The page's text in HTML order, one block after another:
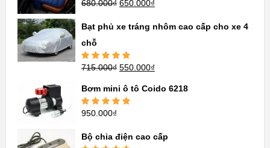
Được xếp
680.000₫ 650.000₫
Bạt phủ xe tráng nhôm cao cấp cho xe 4
chỗ
Được xếp
sao
715.000₫ 550.000₫
Bơm mini ô tô Coido 6218
Được xếp
950.000₫
Bộ chia điện cao cấp